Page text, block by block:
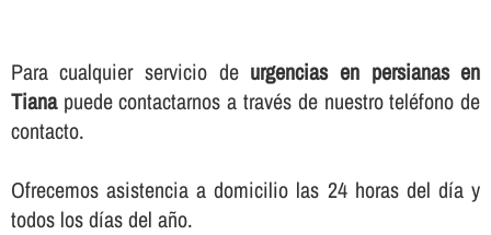
Para cualquier servicio de urgencias en persianas en
Tianapuede contactarnos a través de nuestro teléfono de
contacto.
Ofrecemos asistencia a domicilio las 24 horas del dí­a y
todos los dí­as del año.